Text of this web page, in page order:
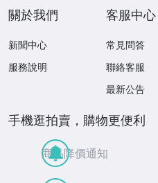
關於我們
新聞中心
服務說明
客服中心
常見問答
聯絡客服
最新公告
手機逛拍賣，購物更便利
商品降價通知